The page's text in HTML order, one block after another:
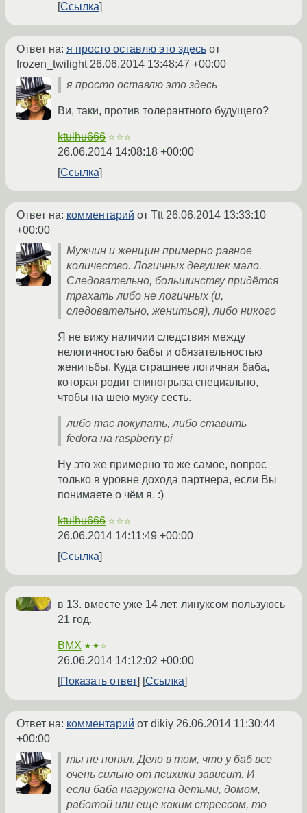
Ссылка
Ответ на: я просто оставлю это здесь от
frozen_twilight26.06.2014 13:48:47 +00:00
я просто оставлю это здесь
Ви, таки, против толерантного будущего?
ktulhu666 ☆☆☆
26.06.2014 14:08:18 +00:00
Ссылка
Ответ на: комментарий от Ttt26.06.2014 13:33:10
+00:00
Мужчин и женщин примерно равное
количество. Логичных девушек мало.
Следовательно, большинству придётся
трахать либо не логичных (и,
следовательно, жениться), либо никого
Я не вижу наличии следствия между
нелогичностью бабы и обязательностью
женитьбы. Куда страшнее логичная баба,
которая родит спиногрыза специально,
чтобы на шею мужу сесть.
либо mac покупать, либо ставить
fedora на raspberry pi
Ну это же примерно то же самое, вопрос
только в уровне дохода партнера, если Вы
понимаете о чём я. :)
ktulhu666 ☆☆☆
26.06.2014 14:11:49 +00:00
Ссылка
в 13. вместе уже 14 лет. линуксом пользуюсь
21 год.
BMX ★★☆
26.06.2014 14:12:02 +00:00
Показать ответ
Ссылка
Ответ на: комментарий от dikiy 26.06.2014 11:30:44
+00:00
ты не понял. Дело в том, что у баб все
очень сильно от психики зависит. И
если баба нагружена детьми, домом,
работой или еще каким стрессом, то